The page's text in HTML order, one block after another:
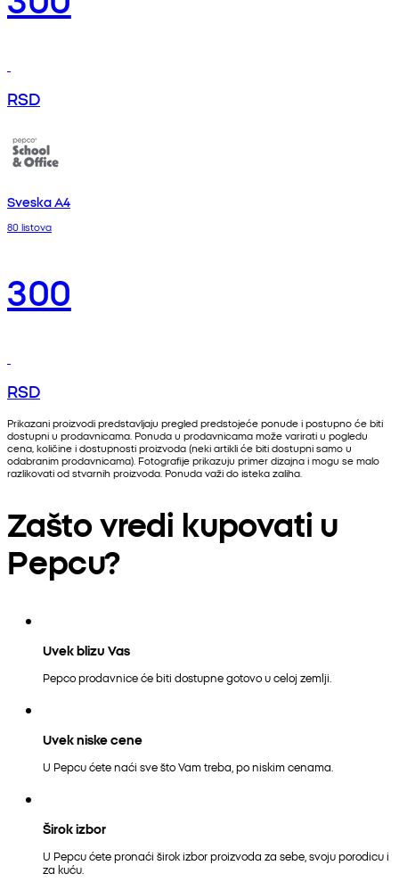
RSD
Sveska A4
80 listova
300
RSD
Prikazani proizvodi predstavljaju pregled predstojeće ponude i postupno će biti
dostupni u prodavnicama. Ponuda u prodavnicama može varirati u pogledu
cena, količine i dostupnosti proizvoda (neki artikli će biti dostupni samo u
odabranim prodavnicama). Fotografije prikazuju primer dizajna i mogu se malo
razlikovati od stvarnih proizvoda. Ponuda važi do isteka zaliha.
Zašto vredi kupovati u
Pepcu?
Uvek blizu Vas
Pepco prodavnice će biti dostupne gotovo u celoj zemlji.
Uvek niske cene
U Pepcu ćete naći sve što Vam treba, po niskim cenama.
Širok izbor
U Pepcu ćete pronaći širok izbor proizvoda za sebe, svoju porodicu i
za kuću.